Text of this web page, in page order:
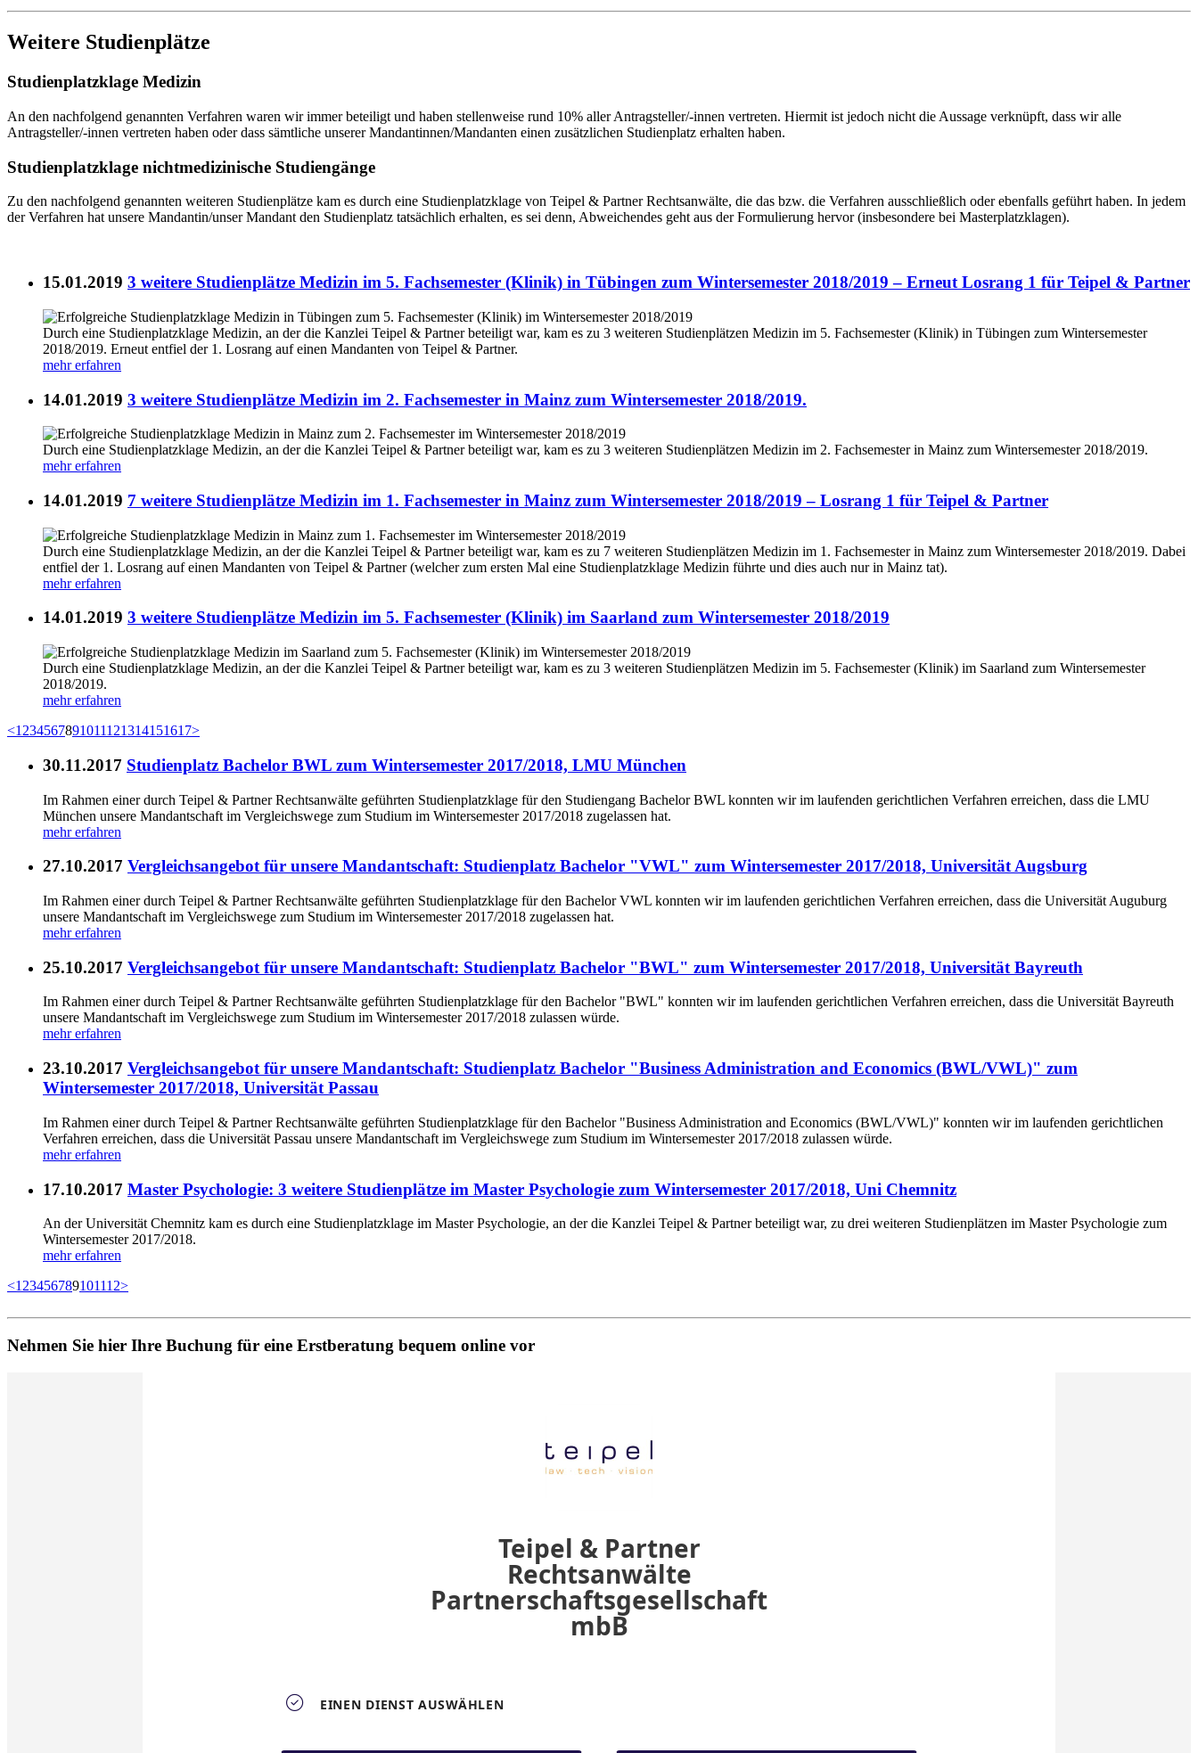
Weitere Studienplätze
Studienplatzklage Medizin
An den nachfolgend genannten Verfahren waren wir immer beteiligt und haben stellenweise rund 10% aller Antragsteller/-innen vertreten. Hiermit ist jedoch nicht die Aussage verknüpft, dass wir alle
Antragsteller/-innen vertreten haben oder dass sämtliche unserer Mandantinnen/Mandanten einen zusätzlichen Studienplatz erhalten haben.
Studienplatzklage nichtmedizinische Studiengänge
Zu den nachfolgend genannten weiteren Studienplätze kam es durch eine Studienplatzklage von Teipel & Partner Rechtsanwälte, die das bzw. die Verfahren ausschließlich oder ebenfalls geführt haben. In jedem
der Verfahren hat unsere Mandantin/unser Mandant den Studienplatz tatsächlich erhalten, es sei denn, Abweichendes geht aus der Formulierung hervor (insbesondere bei Masterplatzklagen).
15.01.2019 3 weitere Studienplätze Medizin im 5. Fachsemester (Klinik) in Tübingen zum Wintersemester 2018/2019 – Erneut Losrang 1 für Teipel & Partner
Durch eine Studienplatzklage Medizin, an der die Kanzlei Teipel & Partner beteiligt war, kam es zu 3 weiteren Studienplätzen Medizin im 5. Fachsemester (Klinik) in Tübingen zum Wintersemester
2018/2019. Erneut entfiel der 1. Losrang auf einen Mandanten von Teipel & Partner.
mehr erfahren
14.01.2019 3 weitere Studienplätze Medizin im 2. Fachsemester in Mainz zum Wintersemester 2018/2019.
Durch eine Studienplatzklage Medizin, an der die Kanzlei Teipel & Partner beteiligt war, kam es zu 3 weiteren Studienplätzen Medizin im 2. Fachsemester in Mainz zum Wintersemester 2018/2019.
mehr erfahren
14.01.2019 7 weitere Studienplätze Medizin im 1. Fachsemester in Mainz zum Wintersemester 2018/2019 – Losrang 1 für Teipel & Partner
Durch eine Studienplatzklage Medizin, an der die Kanzlei Teipel & Partner beteiligt war, kam es zu 7 weiteren Studienplätzen Medizin im 1. Fachsemester in Mainz zum Wintersemester 2018/2019. Dabei
entfiel der 1. Losrang auf einen Mandanten von Teipel & Partner (welcher zum ersten Mal eine Studienplatzklage Medizin führte und dies auch nur in Mainz tat).
mehr erfahren
14.01.2019 3 weitere Studienplätze Medizin im 5. Fachsemester (Klinik) im Saarland zum Wintersemester 2018/2019
Durch eine Studienplatzklage Medizin, an der die Kanzlei Teipel & Partner beteiligt war, kam es zu 3 weiteren Studienplätzen Medizin im 5. Fachsemester (Klinik) im Saarland zum Wintersemester
2018/2019.
mehr erfahren
<1 234567891011121314151617>
30.11.2017 Studienplatz Bachelor BWL zum Wintersemester 2017/2018, LMU München
Im Rahmen einer durch Teipel & Partner Rechtsanwälte geführten Studienplatzklage für den Studiengang Bachelor BWL konnten wir im laufenden gerichtlichen Verfahren erreichen, dass die LMU
München unsere Mandantschaft im Vergleichswege zum Studium im Wintersemester 2017/2018 zugelassen hat.
mehr erfahren
27.10.2017 Vergleichsangebot für unsere Mandantschaft: Studienplatz Bachelor "VWL" zum Wintersemester 2017/2018, Universität Augsburg
Im Rahmen einer durch Teipel & Partner Rechtsanwälte geführten Studienplatzklage für den Bachelor VWL konnten wir im laufenden gerichtlichen Verfahren erreichen, dass die Universität Auguburg
unsere Mandantschaft im Vergleichswege zum Studium im Wintersemester 2017/2018 zugelassen hat.
mehr erfahren
25.10.2017 Vergleichsangebot für unsere Mandantschaft: Studienplatz Bachelor "BWL" zum Wintersemester 2017/2018, Universität Bayreuth
Im Rahmen einer durch Teipel & Partner Rechtsanwälte geführten Studienplatzklage für den Bachelor "BWL" konnten wir im laufenden gerichtlichen Verfahren erreichen, dass die Universität Bayreuth
unsere Mandantschaft im Vergleichswege zum Studium im Wintersemester 2017/2018 zulassen würde.
mehr erfahren
23.10.2017 Vergleichsangebot für unsere Mandantschaft: Studienplatz Bachelor "Business Administration and Economics (BWL/VWL)" zum
Wintersemester 2017/2018, Universität Passau
Im Rahmen einer durch Teipel & Partner Rechtsanwälte geführten Studienplatzklage für den Bachelor "Business Administration and Economics (BWL/VWL)" konnten wir im laufenden gerichtlichen
Verfahren erreichen, dass die Universität Passau unsere Mandantschaft im Vergleichswege zum Studium im Wintersemester 2017/2018 zulassen würde.
mehr erfahren
17.10.2017 Master Psychologie: 3 weitere Studienplätze im Master Psychologie zum Wintersemester 2017/2018, Uni Chemnitz
An der Universität Chemnitz kam es durch eine Studienplatzklage im Master Psychologie, an der die Kanzlei Teipel & Partner beteiligt war, zu drei weiteren Studienplätzen im Master Psychologie zum
Wintersemester 2017/2018.
mehr erfahren
<1 23456789101112>
Nehmen Sie hier Ihre Buchung für eine Erstberatung bequem online vor